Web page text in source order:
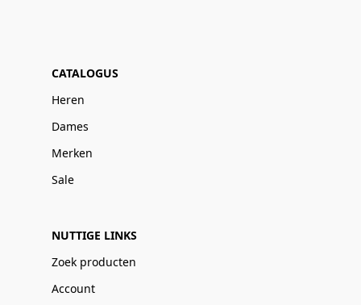
CATALOGUS
Heren
Dames
Merken
Sale
NUTTIGE LINKS
Zoek producten
Account